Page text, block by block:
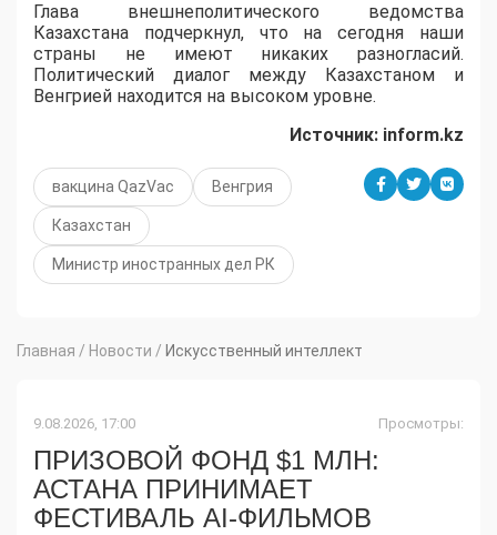
Глава внешнеполитического ведомства
Казахстана подчеркнул, что на сегодня наши
страны не имеют никаких разногласий.
Политический диалог между Казахстаном и
Венгрией находится на высоком уровне.
Источник: inform.kz
вакцина QazVac Венгрия
Казахстан
Министр иностранных дел РК
Главная / Новости / Искусственный интеллект
9.08.2026, 17:00 Просмотры:
ПРИЗОВОЙ ФОНД $1 МЛН:
АСТАНА ПРИНИМАЕТ
ФЕСТИВАЛЬ AI-ФИЛЬМОВ